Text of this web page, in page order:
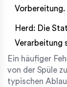
Vorbereitung.
Herd: Die
Verarbeitung
Ein häufiger
von der Spüle
typischen